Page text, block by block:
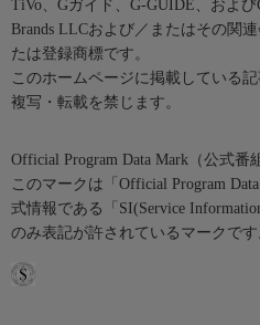
TiVo、Gガイド、G-GUIDE、およ
Brands LLCおよび／またはその関
たは登録商標です。
このホームページに掲載している
複写・転載を禁じます。
Official Program Data Mark（公式番
このマークは「Official Program
式情報である「SI(Service
のみ表記が許されているマークです